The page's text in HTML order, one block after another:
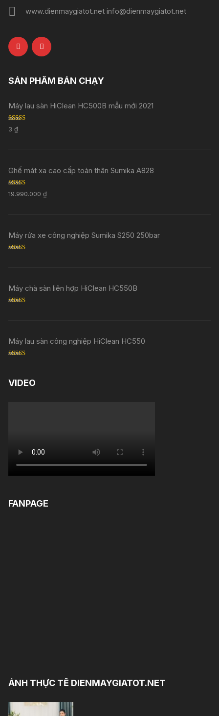
www.dienmaygiatot.net info@dienmaygiatot.net
SẢN PHẨM BÁN CHẠY
Máy lau sàn HiClean HC500B mẫu mới 2021
Rated
out of 5
3₫
Ghế mát xa cao cấp toàn thân Sumika A828
Rated5.00
out of 5
19.990.000₫
Máy rửa xe công nghiệp Sumika S250 250bar
Máy chà sàn liên hợp HiClean HC550B
Máy lau sàn công nghiệp HiClean HC550
VIDEO
FANPAGE
ẢNH THỰC TẾ DIENMAYGIATOT.NET